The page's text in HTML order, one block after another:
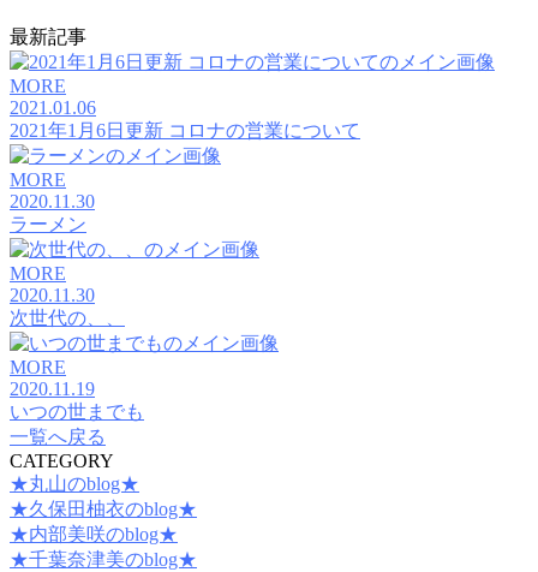
最新記事
MORE
2021.01.06
2021年1月6日更新 コロナの営業について
MORE
2020.11.30
ラーメン
MORE
2020.11.30
次世代の、、
MORE
2020.11.19
いつの世までも
一覧へ戻る
CATEGORY
★丸山のblog★
★久保田柚衣のblog★
★内部美咲のblog★
★千葉奈津美のblog★